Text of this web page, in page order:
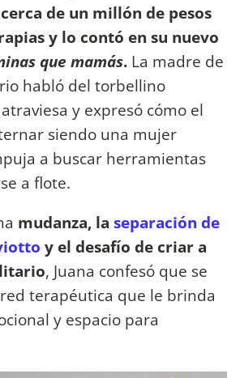
de un millón de pesos
y lo contó en su nuevo
que mamás. La madre de
habló del torbellino
y expresó cómo el
siendo una mujer
a buscar herramientas
a flote.
mudanza, la separación de
y el desafío de criar a
, Juana confesó que se
terapéutica que le brinda
y espacio para